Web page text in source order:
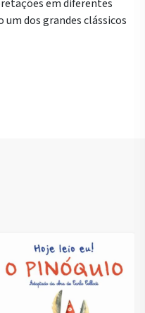
em diferentes
dos grandes clássicos